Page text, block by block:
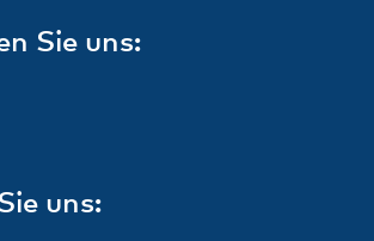
Sie uns:
uns: